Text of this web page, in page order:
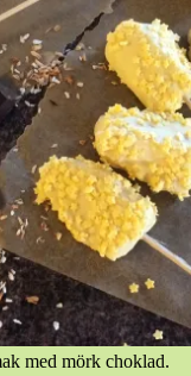
med mörk choklad.